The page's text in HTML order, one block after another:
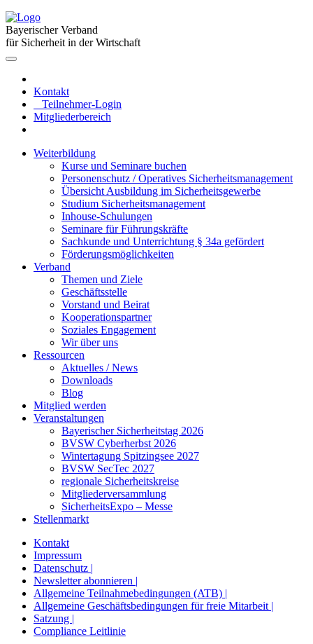
Bayerischer Verband
für Sicherheit in der Wirtschaft
Kontakt
Teilnehmer-Login
Mitgliederbereich
Weiterbildung
Kurse und Seminare buchen
Personenschutz / Operatives Sicherheitsmanagement
Übersicht Ausbildung im Sicherheitsgewerbe
Studium Sicherheitsmanagement
Inhouse-Schulungen
Seminare für Führungskräfte
Sachkunde und Unterrichtung § 34a gefördert
Förderungsmöglichkeiten
Verband
Themen und Ziele
Geschäftsstelle
Vorstand und Beirat
Kooperationspartner
Soziales Engagement
Wir über uns
Ressourcen
Aktuelles / News
Downloads
Blog
Mitglied werden
Veranstaltungen
Bayerischer Sicherheitstag 2026
BVSW Cyberherbst 2026
Wintertagung Spitzingsee 2027
BVSW SecTec 2027
regionale Sicherheitskreise
Mitgliederversammlung
SicherheitsExpo – Messe
Stellenmarkt
Kontakt
Impressum
Datenschutz |
Newsletter abonnieren |
Allgemeine Teilnahmebedingungen (ATB) |
Allgemeine Geschäftsbedingungen für freie Mitarbeit |
Satzung |
Compliance Leitlinie